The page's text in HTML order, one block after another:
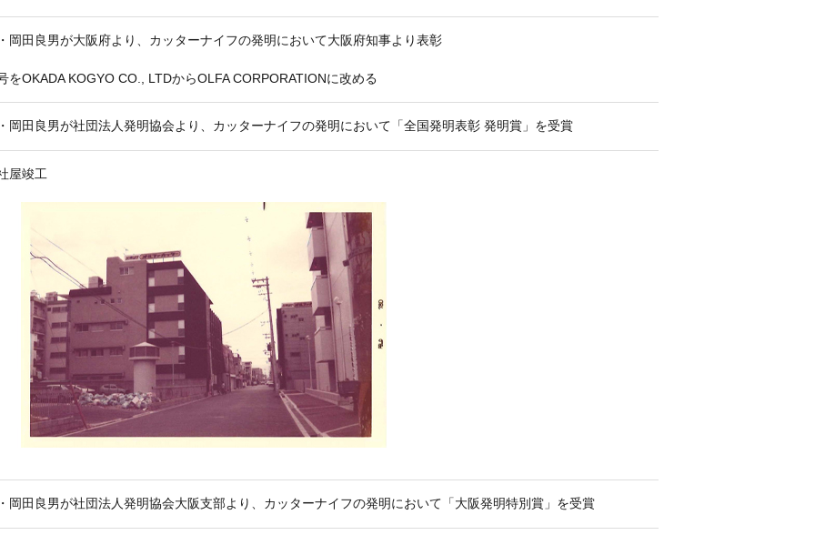
岡田良男が大阪府より、カッターナイフの発明において大阪府知事より表彰
をOKADA KOGYO CO., LTDからOLFA CORPORATIONに改める
岡田良男が社団法人発明協会より、カッターナイフの発明において「全国発明表彰 発明賞」を受賞
屋竣工
岡田良男が社団法人発明協会大阪支部より、カッターナイフの発明において「大阪発明特別賞」を受賞